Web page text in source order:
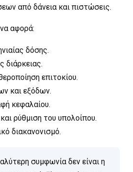
από δάνεια και πιστώσεις.
αφορά:
δόσης.
διάρκειας.
επιτοκίου.
και εξόδων.
κεφαλαίου.
ρύθμιση του υπολοίπου.
διακανονισμό.
συμφωνία δεν είναι η